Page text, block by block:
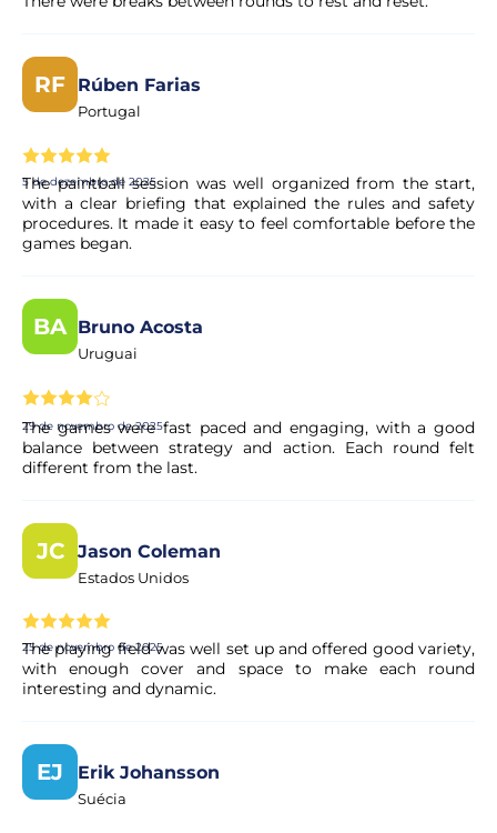
planos mudarem?
Sim. A maioria das nossas experiências permite o
condições exatas são apresentadas de forma clara na
página da experiência antes de concluir a reserva.
A minha reserva é confirmada
Sim, a sua reserva é processada de imediato. O nosso
parceiro procede a uma validação rápida para garantir a
recebe a confirmação no seu e-mail.
O pagamento é seguro?
sistemas de pagamento seguros e encriptados,
garantindo total proteção dos seus dados pessoais e
financeiros.
RF Rúben Farias
Portugal
5 de dezembro de 2025
The paintball session was well organized from the start,
with a clear briefing that explained the rules and safety
procedures. It made it easy to feel comfortable before the
games began.
BA Bruno Acosta
Uruguai
29 de novembro de 2025
The games were fast paced and engaging, with a good
balance between strategy and action. Each round felt
different from the last.
JC Jason Coleman
Estados Unidos
25 de novembro de 2025
The playing field was well set up and offered good variety,
with enough cover and space to make each round
interesting and dynamic.
EJ Erik Johansson
Suécia